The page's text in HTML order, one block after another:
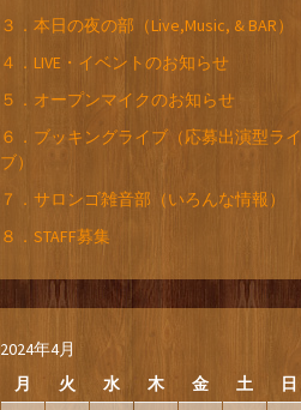
３．本日の夜の部（Live,Music, & BAR）
４．LIVE・イベントのお知らせ
５．オープンマイクのお知らせ
６．ブッキングライブ（応募出演型ライ
ブ）
７．サロンゴ雑音部（いろんな情報）
８．STAFF募集
2024年4月
月
火 水 木 金 土 日